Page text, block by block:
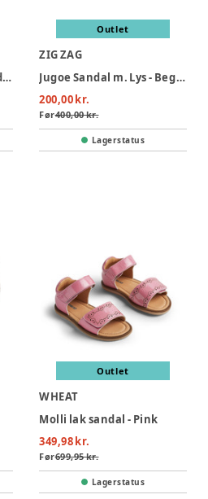
Jugoe lukket sandal med lys - 2002
Outlet
ZIG ZAG
Jugoe Sandal m. Lys - Begonia Pink
200,00 kr.
Før400,00 kr.
Lagerstatus
Outlet
WHEAT
Molli lak sandal - Pink
349,98 kr.
Før699,95 kr.
Lagerstatus